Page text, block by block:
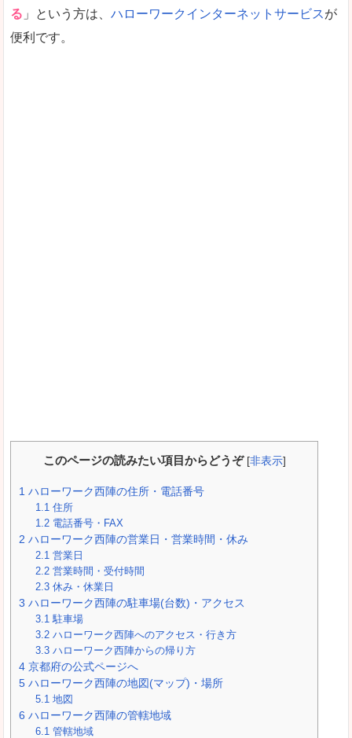
る 」という方は、 ハローワークインターネットサービスが
便利です。
このページの読みたい項目からどうぞ [非表示]
1 ハローワーク西陣の住所・電話番号
1.1 住所
1.2 電話番号・FAX
2 ハローワーク西陣の営業日・営業時間・休み
2.1 営業日
2.2 営業時間・受付時間
2.3 休み・休業日
3 ハローワーク西陣の駐車場(台数)・アクセス
3.1 駐車場
3.2 ハローワーク西陣へのアクセス・行き方
3.3 ハローワーク西陣からの帰り方
4 京都府の公式ページへ
5 ハローワーク西陣の地図(マップ)・場所
5.1 地図
6 ハローワーク西陣の管轄地域
6.1 管轄地域